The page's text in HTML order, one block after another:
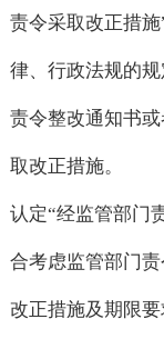
责令采取改正措
律、行政法规的
责令整改通知书
取改正措施。
认定“经监管部门
合考虑监管部门
改正措施及期限